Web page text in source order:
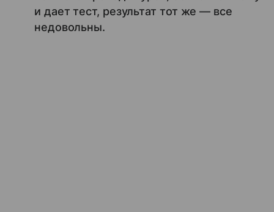
и дает тест, результат тот же — все
недовольны.